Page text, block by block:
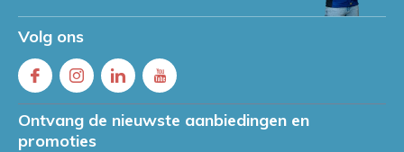
Volg ons
Ontvang de nieuwste aanbiedingen en
promoties